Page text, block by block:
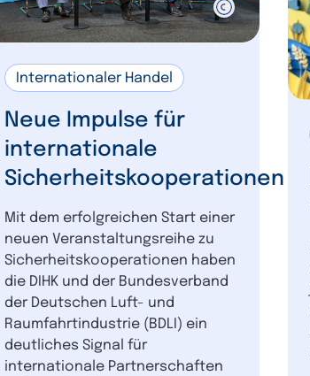
Internationaler Handel
Neue Impulse für
internationale
Sicherheitskooperationen
Mit dem erfolgreichen Start einer
neuen Veranstaltungsreihe zu
Sicherheitskooperationen haben
die DIHK und der Bundesverband
der Deutschen Luft- und
Raumfahrtindustrie (BDLI) ein
deutliches Signal für
internationale Partnerschaften